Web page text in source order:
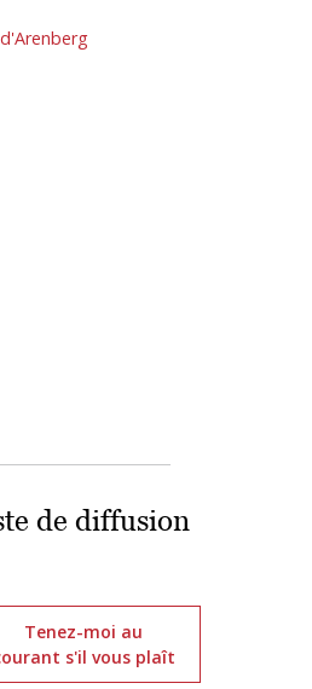
de diffusion
Tenez-moi au
s'il vous plaît